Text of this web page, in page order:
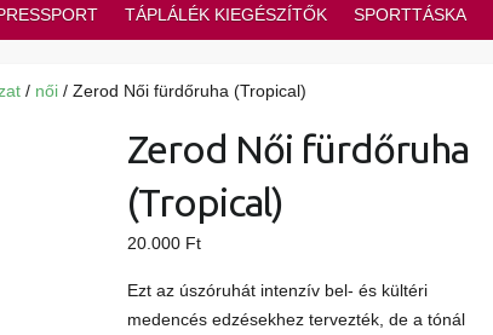
TÁPLÁLÉK KIEGÉSZÍTŐK SPORTTÁSKA
/ női/ Zerod Női fürdőruha (Tropical)
Zerod Női fürdőruha
(Tropical)
20.000 Ft
Ezt az úszóruhát intenzív bel- és kültéri
medencés edzésekhez tervezték, de a tónál